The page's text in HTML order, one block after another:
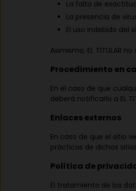
La falta de
La presencia de
El uso indebido del
Asimismo, EL TITULAR
Procedimiento en
En el caso de que
deberá notificarlo a EL
Enlaces externos
En caso de que el sitio
prácticas de dichos
Política de
El tratamiento de los